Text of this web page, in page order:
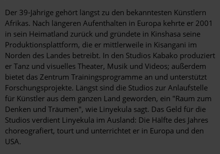
Der 39-Jährige gehört längst zu den bekanntesten Künstlern
Afrikas. Nach längeren Aufenthalten in Europa kehrte er 2001
in sein Heimatland zurück und gründete in Kinshasa seine
Produktionsplattform, die er mittlerweile in Kisangani im
Norden des Landes betreibt. In den Studios Kabako produziert
er Tanz und visuelles Theater, Musik und Videos; außerdem
bietet das Zentrum Trainingsprogramme an und unterstützt
Forschungsprojekte. Längst sind die Studios zur Anlaufstelle
für Künstler aus dem ganzen Land geworden, ein "Raum zum
Denken und Träumen", wie Linyekula sagt. Das Geld für die
Studios verdient Linyekula im Ausland: Die Hälfte des Jahres
choreografiert, tourt und unterrichtet er in Europa und den
USA.